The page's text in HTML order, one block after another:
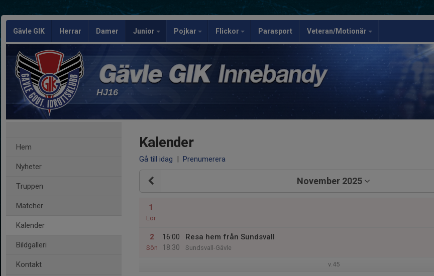
Gävle GIK Herrar Damer Junior Pojkar Flickor Parasport Veteran/Motionär
HJ16
Hem
Nyheter
Truppen
Matcher
Kalender
Bildgalleri
Kontakt
Kalender
Gå till idag | Prenumerera
November 2025
1
Lör
2
Sön
16:00
18:30
Resa hem från Sundsvall
Sundsvall-Gävle
v.45